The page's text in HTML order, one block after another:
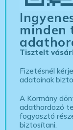
minden
Tisztelt
Fizetésnél
adatainak
A Kormány
adathordozó
fogyasztó
biztosítani.